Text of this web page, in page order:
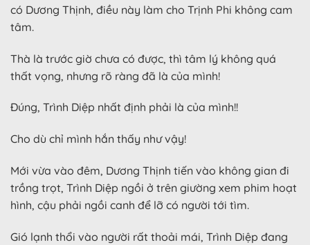
có Dương Thịnh, điều này làm cho Trịnh Phi không cam
tâm.
Thà là trước giờ chưa có được, thì tâm lý không quá
thất vọng, nhưng rõ ràng đã là của mình!
Đúng, Trình Diệp nhất định phải là của mình!!
Cho dù chỉ mình hắn thấy như vậy!
Mới vừa vào đêm, Dương Thịnh tiến vào không gian đi
trồng trọt, Trình Diệp ngồi ở trên giường xem phim hoạt
hình, cậu phải ngồi canh để lỡ có người tới tìm.
Gió lạnh thổi vào người rất thoải mái, Trình Diệp đang